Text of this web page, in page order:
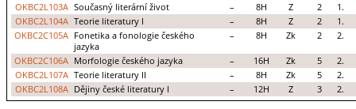
OKBC2L103A Současný literární život – 8H Z 2
1.
OKBC2L104A Teorie literatury I – 8H Z 2
1.
OKBC2C105A Fonetika a fonologie českého
jazyka
– 8H Zk 2 2.
OKBC2C106A Morfologie českého jazyka – 16H Zk 5
2.
OKBC2L107A Teorie literatury II – 8H Zk 5
2.
OKBC2L108A
Dějiny české literatury I – 12H Z 3 2.